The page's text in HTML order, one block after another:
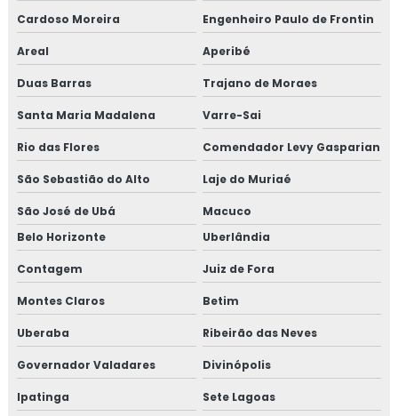
Consultoria em plano gerenciamento de resíduos sólidos
Consultoria em política da qualidade
Consultoria em processos e elaboração de relatório de
auditoria
Consultoria em rastreabilidade e recall
Consultoria em reciclagem auditores internos iso9001
Consultoria em reciclagem sobre segurança dos
alimentos
Consultoria em registro na anvisa
Cardoso Moreira Engenheiro Paulo de Frontin
Areal Aperibé
Duas Barras Trajano de Moraes
Santa Maria Madalena Varre-Sai
Rio das Flores Comendador Levy Gasparian
São Sebastião do Alto Laje do Muriaé
São José de Ubá
Macuco
Belo Horizonte
Uberlândia
Contagem Juiz de Fora
Montes Claros Betim
Uberaba Ribeirão das Neves
Governador Valadares Divinópolis
Ipatinga Sete Lagoas